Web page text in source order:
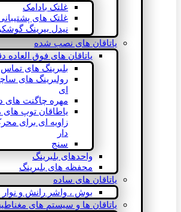
غلتک بادامک
غلتک های
نیدل بیرینگ
یاتاقان های نصب شده
یاتاقان های فوق العاده
بلبرینگ های تماس
رولبرینگ های
ای
مهره چاگنت های
یاطاقان توپ
زاویه ای برای
دار
سنج
واحدهای بلبرینگ
محفظه های بلبرینگ
یاتاقان های ساده
بوش ، واشر رانش و نوار
یاتاقان ها و سیستم های